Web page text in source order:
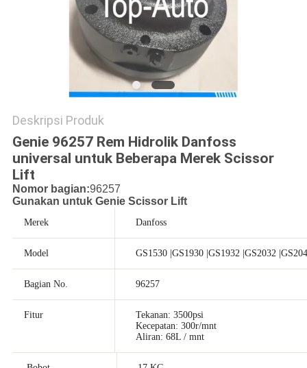
Deskripsi Produk
Genie 96257 Rem Hidrolik Danfoss
universal untuk Beberapa Merek Scissor
Lift​
Nomor bagian:96257
Gunakan untuk Genie Scissor Lift
Merek Danfoss
Model GS1530 |GS1930 |GS1932 |GS2032
Bagian No. 96257
Fitur
Tekanan: 3500psi
Kecepatan: 300r/mnt
Aliran: 68L / mnt